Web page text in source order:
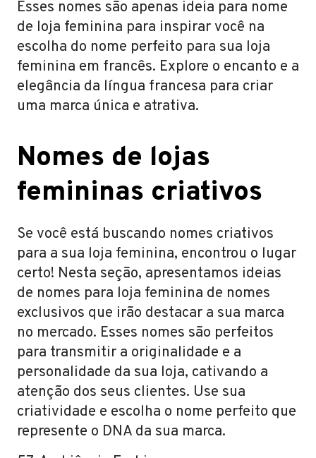
Esses nomes são apenas ideia para nome
de loja feminina para inspirar você na
escolha do nome perfeito para sua loja
feminina em francês. Explore o encanto e a
elegância da língua francesa para criar
uma marca única e atrativa.
Nomes de lojas
femininas criativos
Se você está buscando nomes criativos
para a sua loja feminina, encontrou o lugar
certo! Nesta seção, apresentamos ideias
de nomes para loja feminina de nomes
exclusivos que irão destacar a sua marca
no mercado. Esses nomes são perfeitos
para transmitir a originalidade e a
personalidade da sua loja, cativando a
atenção dos seus clientes. Use sua
criatividade e escolha o nome perfeito que
represente o DNA da sua marca.